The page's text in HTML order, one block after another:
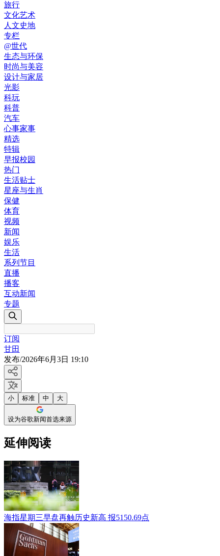
旅行
文化艺术
人文史地
专栏
@世代
生态与环保
时尚与美容
设计与家居
光影
科玩
科普
汽车
心事家事
精选
特辑
早报校园
热门
生活贴士
星座与生肖
保健
体育
视频
新闻
娱乐
生活
系列节目
直播
播客
互动新闻
专题
订阅
甘田
发布/2026年6月3日 19:10
小 标准 中 大
设为谷歌新闻首选来源
延伸阅读
海指星期三早盘再触历史新高 报5150.69点